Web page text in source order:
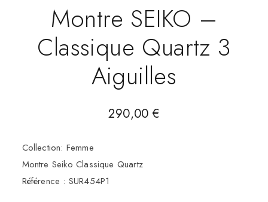
Montre SEIKO –
Classique Quartz 3
Aiguilles
290,00€
Collection: Femme
Montre Seiko Classique Quartz
Référence : SUR454P1